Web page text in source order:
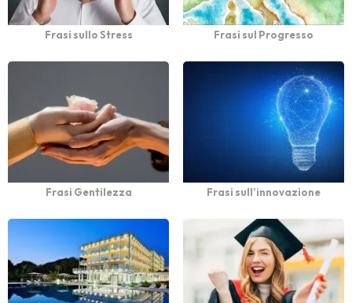
Frasi sullo Stress Frasi sul Progresso
Frasi Gentilezza Frasi sull’innovazione